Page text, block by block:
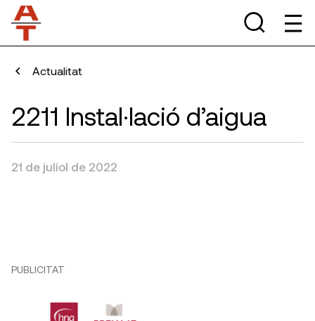
Actualitat
2211 Instal·lació d’aigua
21 de juliol de 2022
PUBLICITAT